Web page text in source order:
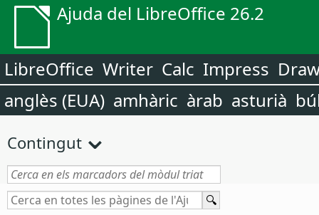
Ajuda del LibreOffice 26.2
LibreOffice Writer Calc Impress
anglès (EUA) amhàric àrab asturià
Contingut